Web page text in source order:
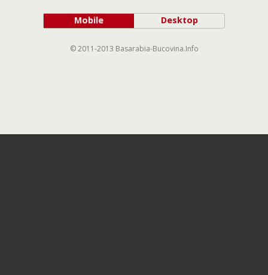
Mobile Desktop
© 2011-2013 Basarabia-Bucovina.Info